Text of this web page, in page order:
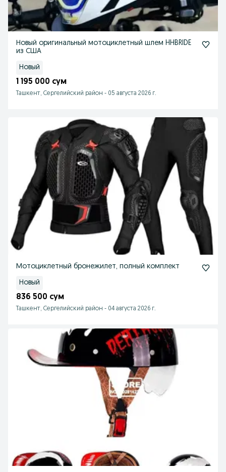
Новый оригинальный мотоциклетный шлем HHBRIDE
из США
Новый
1 195 000 сум
Ташкент, Сергелийский район - 05 августа 2026 г.
Мотоциклетный бронежилет, полный комплект
Новый
836 500 сум
Ташкент, Сергелийский район - 04 августа 2026 г.